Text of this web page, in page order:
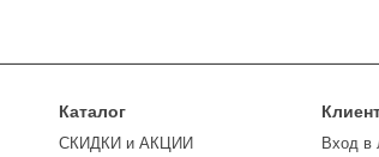
Каталог
СКИДКИ и АКЦИИ
Вход в